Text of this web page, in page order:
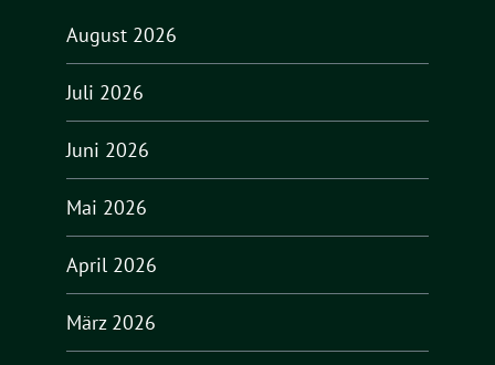
August 2026
Juli 2026
Juni 2026
Mai 2026
April 2026
März 2026